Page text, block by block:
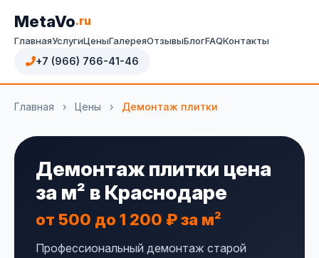
MetaVo.ru
ГлавнаяУслугиЦеныГалереяОтзывыБлогFAQКонтакты
+7 (966) 766-41-46
Главная › Цены › Демонтаж плитки
Демонтаж плитки цена
за м² в Краснодаре
от 500 до 1 200 ₽ за м²
Профессиональный демонтаж старой